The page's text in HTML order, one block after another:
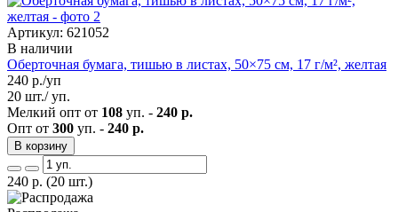
Артикул: 621052
В наличии
Оберточная бумага, тишью в листах, 50×75 см, 17 г/м², желтая
240 р./уп
20 шт./ уп.
Мелкий опт от 108 уп. - 240 р.
Опт от 300 уп. - 240 р.
В корзину
240 р. (20 шт.)